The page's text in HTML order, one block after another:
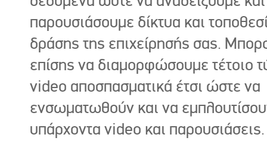
παρουσιάσουμε δίκτυα και
δράσης της επιχείρησής σας.
επίσης να διαμορφώσουμε τέτοιο
video αποσπασματικά έτσι ώστε να
ενσωματωθούν και να
υπάρχοντα video και παρουσιάσεις.